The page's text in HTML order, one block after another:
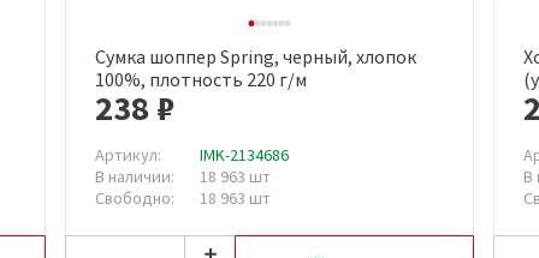
Сумка шоппер Spring, черный, хлопок
100%, плотность 220 г/м
238 ₽
Артикул:
IMK-2134686
В наличии:
18 963 шт
Свободно:
18 963 шт
В